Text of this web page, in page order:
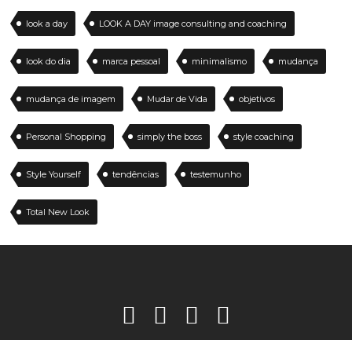
look a day LOOK A DAY image consulting and coaching
look do dia marca pessoal minimalismo mudança
mudança de imagem Mudar de Vida objetivos
Personal Shopping simply the boss style coaching
Style Yourself tendências testemunho
Total New Look